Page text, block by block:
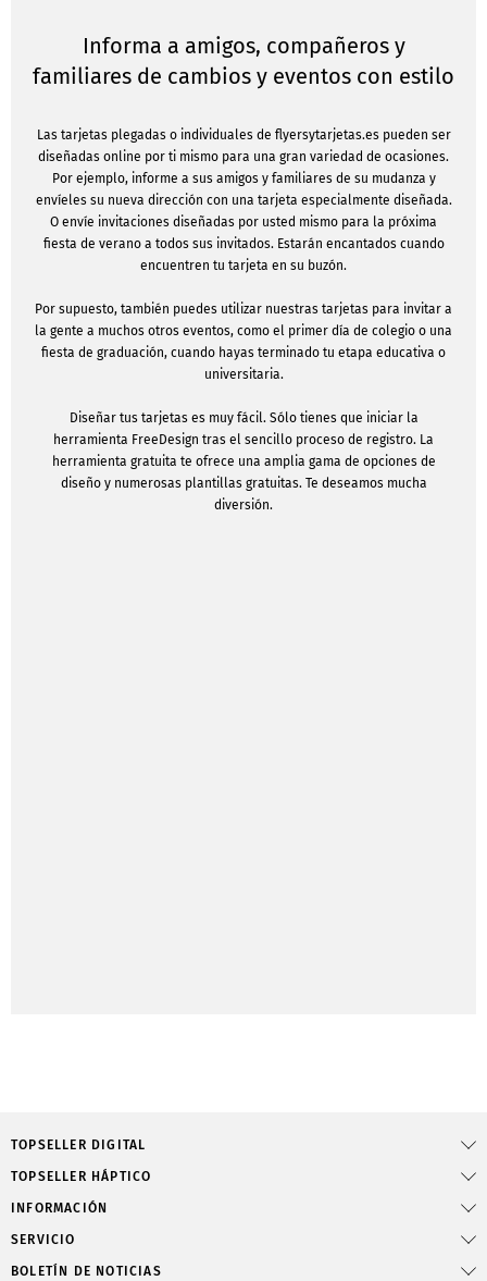
Informa a amigos, compañeros y
familiares de cambios y eventos con estilo
Las tarjetas plegadas o individuales de flyersytarjetas.es pueden ser
diseñadas online por ti mismo para una gran variedad de ocasiones.
Por ejemplo, informe a sus amigos y familiares de su mudanza y
envíeles su nueva dirección con una tarjeta especialmente diseñada.
O envíe invitaciones diseñadas por usted mismo para la próxima
fiesta de verano a todos sus invitados. Estarán encantados cuando
encuentren tu tarjeta en su buzón.
Por supuesto, también puedes utilizar nuestras tarjetas para invitar a
la gente a muchos otros eventos, como el primer día de colegio o una
fiesta de graduación, cuando hayas terminado tu etapa educativa o
universitaria.
Diseñar tus tarjetas es muy fácil. Sólo tienes que iniciar la
herramienta FreeDesign tras el sencillo proceso de registro. La
herramienta gratuita te ofrece una amplia gama de opciones de
diseño y numerosas plantillas gratuitas. Te deseamos mucha
diversión.
TOPSELLER DIGITAL
TOPSELLER HÁPTICO
INFORMACIÓN
SERVICIO
BOLETÍN DE NOTICIAS